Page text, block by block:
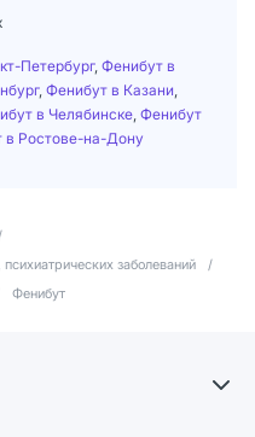
Петербург, Фенибут в
, Фенибут в Казани
в Челябинске Фенибут
в Ростове-на-Дону
/
заболеваний
/
Фенибут